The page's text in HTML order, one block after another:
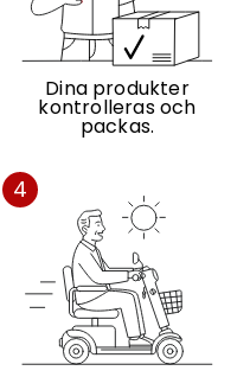
Dina produkter
kontrolleras och
packas.
4